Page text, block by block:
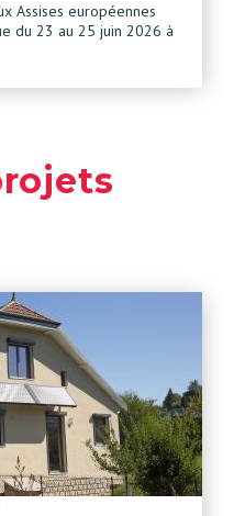
Assises européennes
du 23 au 25 juin 2026 à